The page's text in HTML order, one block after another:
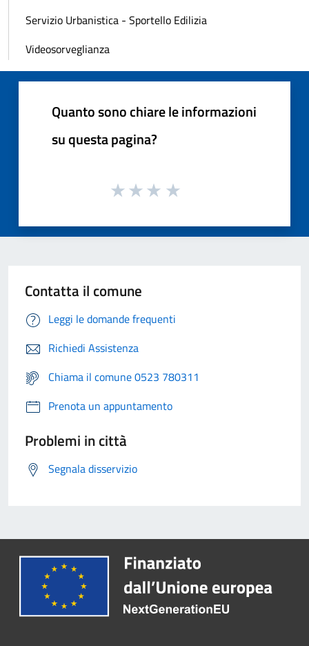
Servizio Urbanistica - Sportello Edilizia
Videosorveglianza
Quanto sono chiare le informazioni
su questa pagina?
Contatta il comune
Leggi le domande frequenti
Richiedi Assistenza
Chiama il comune 0523 780311
Prenota un appuntamento
Problemi in città
Segnala disservizio